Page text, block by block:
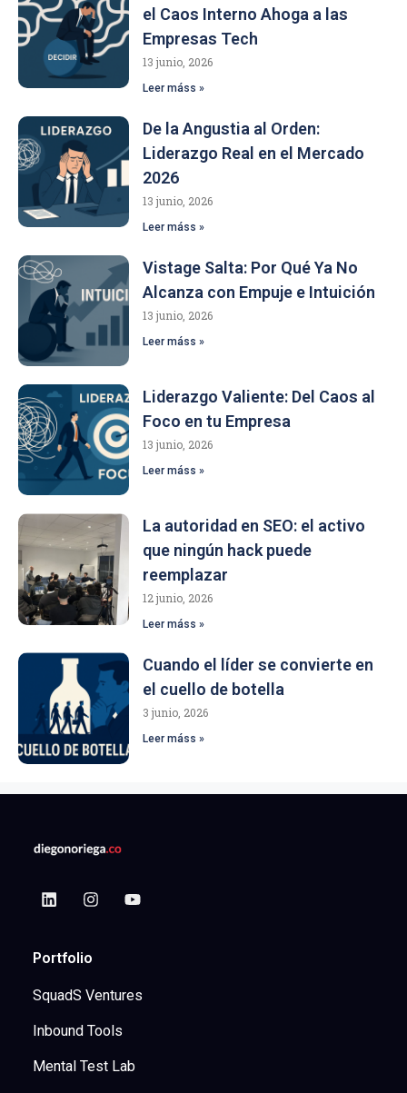
el Caos Interno Ahoga a las
Empresas Tech
13 junio, 2026
Leer máss »
De la Angustia al Orden:
Liderazgo Real en el Mercado
2026
13 junio, 2026
Leer máss »
Vistage Salta: Por Qué Ya No
Alcanza con Empuje e Intuición
13 junio, 2026
Leer máss »
Liderazgo Valiente: Del Caos al
Foco en tu Empresa
13 junio, 2026
Leer máss »
La autoridad en SEO: el activo
que ningún hack puede
reemplazar
12 junio, 2026
Leer máss »
Cuando el líder se convierte en
el cuello de botella
3 junio, 2026
Leer máss »
Portfolio
SquadS Ventures
Inbound Tools
Mental Test Lab